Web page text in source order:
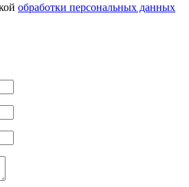
обработки персональных данных